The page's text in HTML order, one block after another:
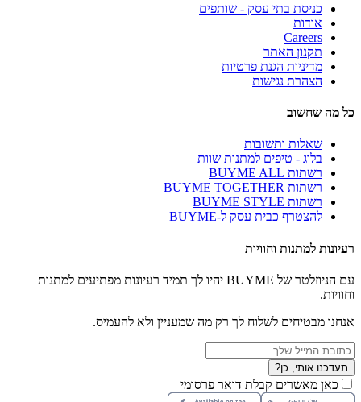
כניסת בתי עסק - שותפים
אודות
Careers
תקנון האתר
מדיניות הגנת פרטיות
הצהרת נגישות
כל מה שחשוב
שאלות ותשובות
בלוג - טיפים למתנות שוות
רשתות BUYME ALL
רשתות BUYME TOGETHER
רשתות BUYME STYLE
להצטרף כבית עסק ל-BUYME
רעיונות למתנות וחוויות
עם הניוזלטר של BUYME יהיו לך תמיד רעיונות מפתיעים למתנות
וחוויות.
אנחנו מבטיחים לשלוח לך רק מה שמעניין ולא להעמיס.
תעדכנו אותי, כן?
כאן מאשרים קבלת דואר פרסומי